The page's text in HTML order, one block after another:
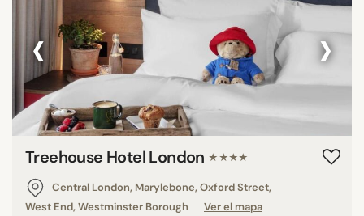
‹ ›
Treehouse Hotel London ★★★★
Central London, Marylebone, Oxford Street,
West End, Westminster Borough
Ver el mapa